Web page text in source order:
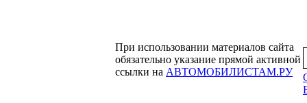
При использовании материалов сайта
обязательно указание прямой активной
ссылки на АВТОМОБИЛИСТАМ.РУ